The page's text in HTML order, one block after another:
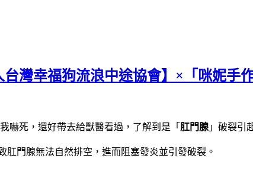
灣幸福狗流浪中途協會】×「咪妮手
嚇死，還好帶去給獸醫看過，了解到是「 肛門腺 」破裂引
肛門腺無法自然排空，進而阻塞發炎並引發破裂。